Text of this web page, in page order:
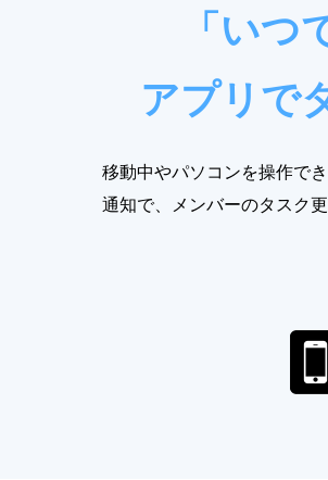
「いつ
アプリで
移動中やパソコンを操作で
通知で、メンバーのタスク